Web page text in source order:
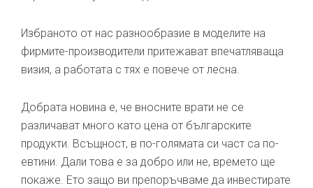
Избраното от нас разнообразие в моделите на
фирмите-производители притежават впечатляваща
визия, а работата с тях е повече от лесна.
Добрата новина е, че вносните врати не се
различават много като цена от българските
продукти. Всъщност, в по-голямата си част са по-
евтини. Дали това е за добро или не, времето ще
покаже. Ето защо ви препоръчваме да инвестирате